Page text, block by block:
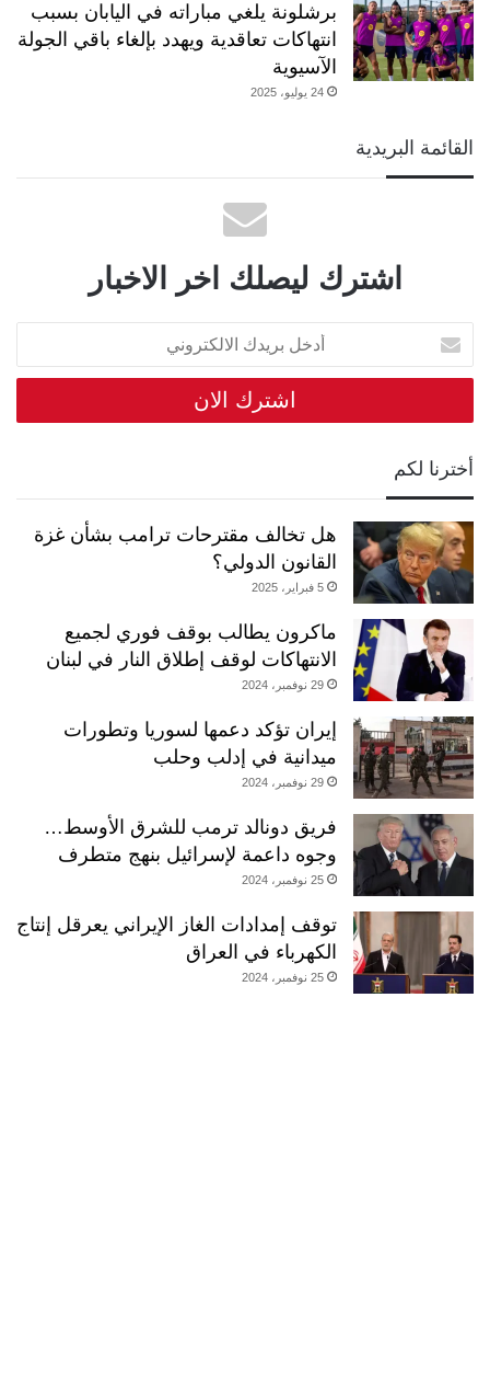
برشلونة يلغي مباراته في اليابان بسبب
انتهاكات تعاقدية ويهدد بإلغاء باقي الجولة
الآسيوية
24 يوليو، 2025
القائمة البريدية
اشترك ليصلك اخر الاخبار
أدخل
بريدك
الالكتروني
أخترنا لكم
هل تخالف مقترحات ترامب بشأن غزة
القانون الدولي؟
5 فبراير، 2025
ماكرون يطالب بوقف فوري لجميع
الانتهاكات لوقف إطلاق النار في لبنان
29 نوفمبر، 2024
إيران تؤكد دعمها لسوريا وتطورات
ميدانية في إدلب وحلب
29 نوفمبر، 2024
فريق دونالد ترمب للشرق الأوسط…
وجوه داعمة لإسرائيل بنهج متطرف
25 نوفمبر، 2024
توقف إمدادات الغاز الإيراني يعرقل إنتاج
الكهرباء في العراق
25 نوفمبر، 2024